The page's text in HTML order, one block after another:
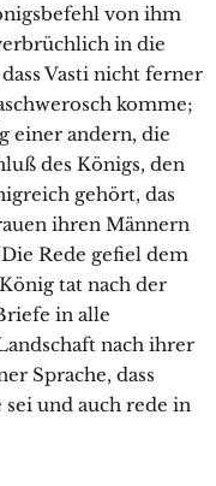
von ihm
in die
Vasti nicht ferner
komme;
einer andern, die
des Königs, den
gehört, das
ihren Männern
Die Rede gefiel dem
tat nach der
in alle
nach ihrer
Sprache, dass
und auch rede in